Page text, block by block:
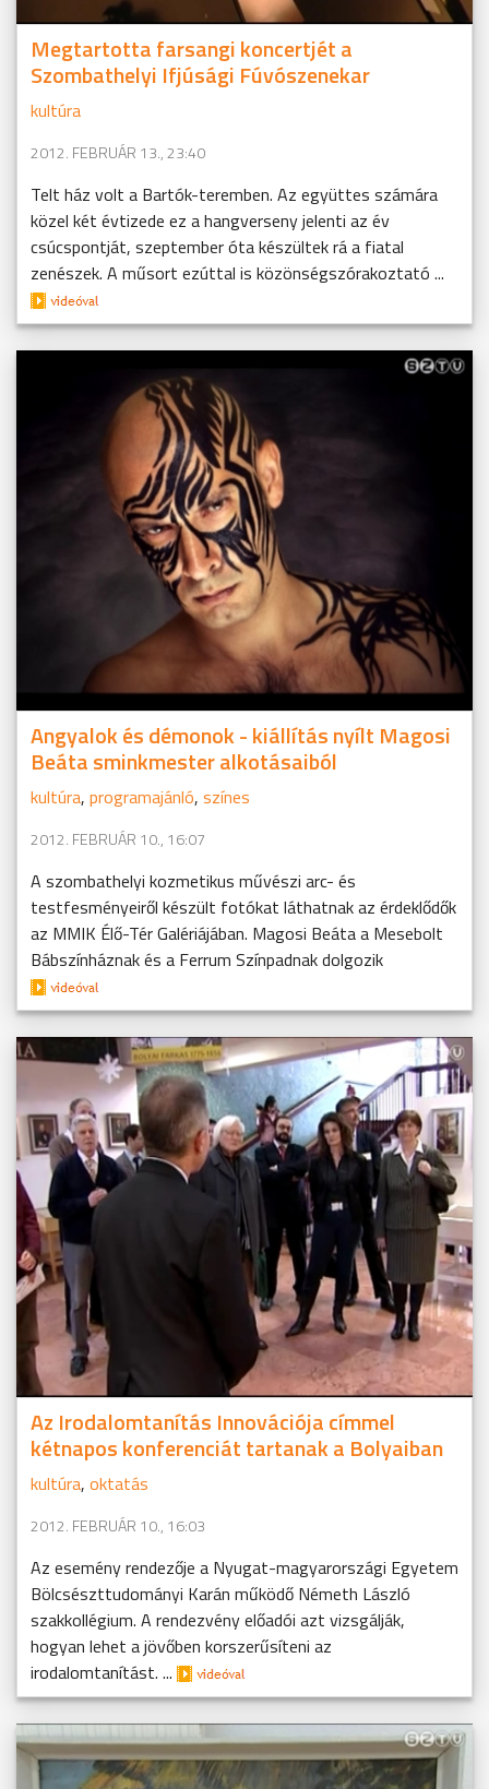
Megtartotta farsangi koncertjét a
Szombathelyi Ifjúsági Fúvószenekar
kultúra
2012. FEBRUÁR 13., 23:40
Telt ház volt a Bartók-teremben. Az együttes számára
közel két évtizede ez a hangverseny jelenti az év
csúcspontját, szeptember óta készültek rá a fiatal
zenészek. A műsort ezúttal is közönségszórakoztató ...
Angyalok és démonok - kiállítás nyílt Magosi
Beáta sminkmester alkotásaiból
kultúra, programajánló, színes
2012. FEBRUÁR 10., 16:07
A szombathelyi kozmetikus művészi arc- és
testfesményeiről készült fotókat láthatnak az érdeklődők
az MMIK Élő-Tér Galériájában. Magosi Beáta a Mesebolt
Bábszínháznak és a Ferrum Színpadnak dolgozik
Az Irodalomtanítás Innovációja címmel
kétnapos konferenciát tartanak a Bolyaiban
kultúra, oktatás
2012. FEBRUÁR 10., 16:03
Az esemény rendezője a Nyugat-magyarországi Egyetem
Bölcsészttudományi Karán működő Németh László
szakkollégium. A rendezvény előadói azt vizsgálják,
hogyan lehet a jövőben korszerűsíteni az
irodalomtanítást. ...